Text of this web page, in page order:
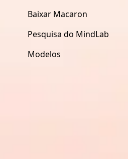
Baixar Macaron
Pesquisa do MindLab
Modelos